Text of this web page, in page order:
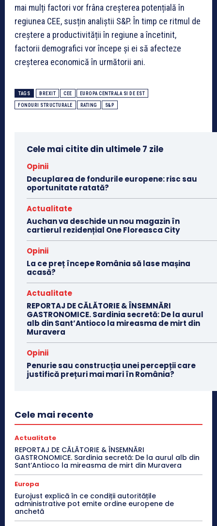
mai mulți factori vor frâna creșterea potențială în
regiunea CEE, susțin analiștii S&P. În timp ce ritmul de
creștere a productivității în regiune a încetinit,
factorii demografici vor începe și ei să afecteze
creșterea economică în următorii ani.
TAGS BREXIT CEE EUROPA CENTRALA SI DE EST
FONDURI STRUCTURALE RATING S&P
Cele mai citite din ultimele 7 zile
Opinii
Decuplarea de fondurile europene: risc sau
oportunitate ratată?
Actualitate
Auchan va deschide un nou magazin în
cartierul rezidențial One Floreasca City
Opinii
La ce preț începe România să lase mașina
acasă?
Actualitate
REPORTAJ DE CĂLĂTORIE & ÎNSEMNĂRI
GASTRONOMICE. Sardinia secretă: De la aurul
alb din Sant’Antioco la mireasma de mirt din
Muravera
Opinii
Penurie sau construcția unei percepții care
justifică prețuri mai mari în România?
Cele mai recente
Actualitate
REPORTAJ DE CĂLĂTORIE & ÎNSEMNĂRI
GASTRONOMICE. Sardinia secretă: De la aurul alb din
Sant’Antioco la mireasma de mirt din Muravera
Europa
Eurojust explică în ce condiții autoritățile
administrative pot emite ordine europene de
anchetă